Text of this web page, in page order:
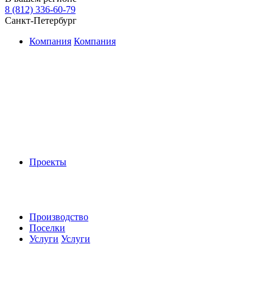
8 (812) 336-60-79
Санкт-Петербург
Компания Компания
Проекты
Производство
Поселки
Услуги Услуги